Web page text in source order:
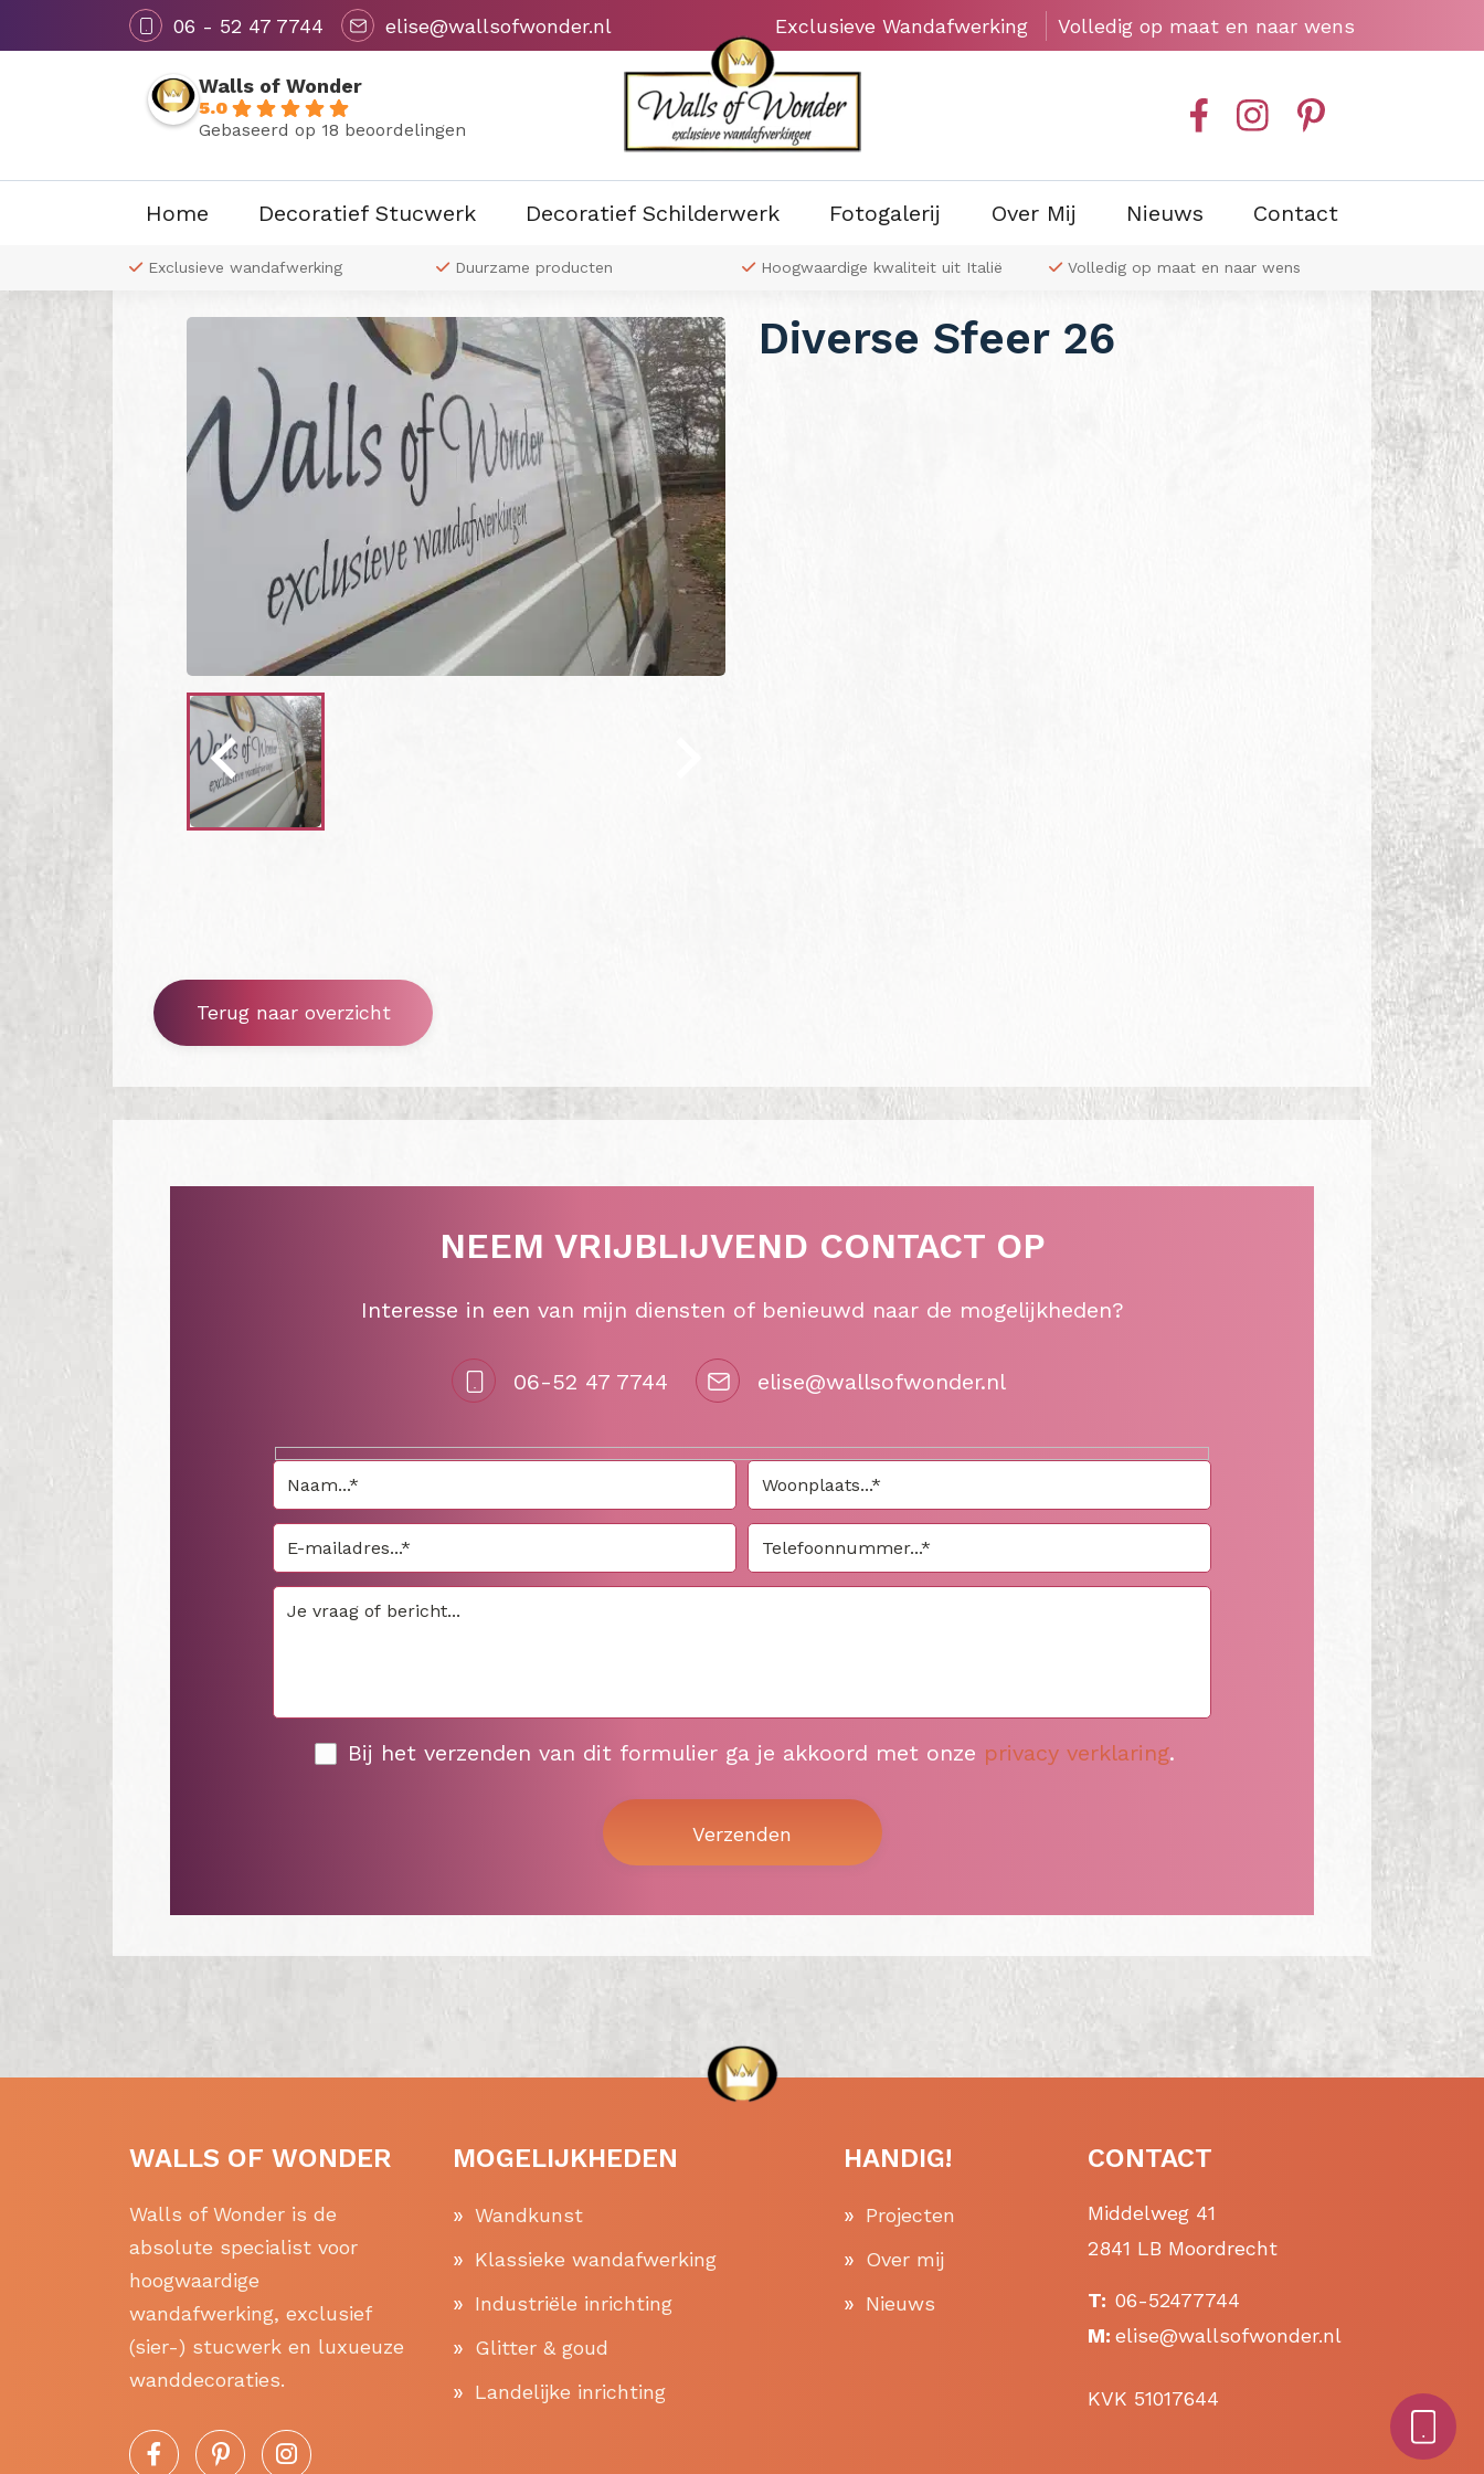
06 - 52 47 7744 elise@wallsofwonder.nl Exclusieve Wandafwerking Volledig op maat en naar wens
Walls of Wonder
5.0
Gebaseerd op 18 beoordelingen
Home Decoratief Stucwerk Decoratief Schilderwerk Fotogalerij Over Mij Nieuws Contact
Exclusieve wandafwerking Duurzame producten Hoogwaardige kwaliteit uit Italië Volledig op maat en naar wens
Terug naar overzicht
Diverse Sfeer 26
Terug naar overzicht
NEEM VRIJBLIJVEND CONTACT OP
Interesse in een van mijn diensten of benieuwd naar de mogelijkheden?
06-52 47 7744 elise@wallsofwonder.nl
Bij het verzenden van dit formulier ga je akkoord met onze privacy verklaring.
WALLS OF WONDER
Walls of Wonder is de
absolute specialist voor
hoogwaardige
wandafwerking, exclusief
(sier-) stucwerk en luxueuze
wanddecoraties.
MOGELIJKHEDEN
Wandkunst
Klassieke wandafwerking
Industriële inrichting
Glitter & goud
Landelijke inrichting
HANDIG!
Projecten
Over mij
Nieuws
CONTACT
Middelweg 41
2841 LB Moordrecht
T: 06-52477744
M: elise@wallsofwonder.nl
KVK 51017644